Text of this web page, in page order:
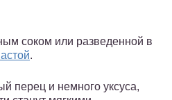
соком или разведенной в
.
перец и немного уксуса,